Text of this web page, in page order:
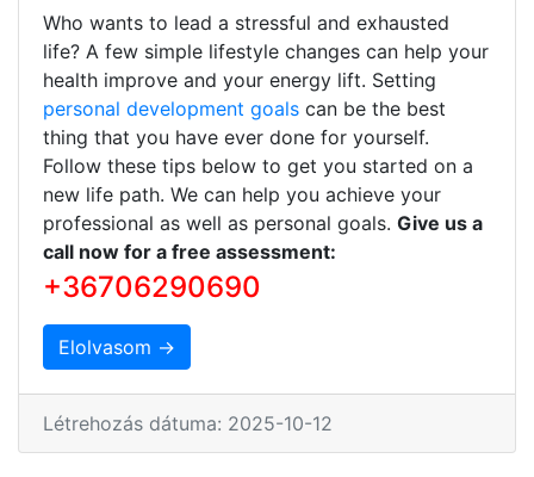
Who wants to lead a stressful and exhausted
life? A few simple lifestyle changes can help your
health improve and your energy lift. Setting
personal development goals can be the best
thing that you have ever done for yourself.
Follow these tips below to get you started on a
new life path. We can help you achieve your
professional as well as personal goals. Give us a
call now for a free assessment:
+36706290690
Elolvasom →
Létrehozás dátuma: 2025-10-12